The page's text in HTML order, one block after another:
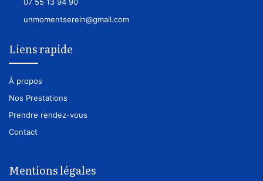
unmomentserein@gmail.com
Liens rapide
À propos
Nos Prestations
Prendre rendez-vous
Contact
Mentions légales